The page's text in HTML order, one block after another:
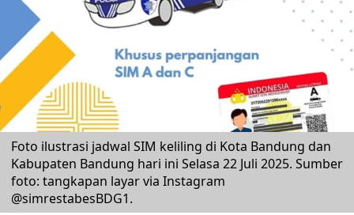
Foto ilustrasi jadwal SIM keliling di Kota Bandung dan
Kabupaten Bandung hari ini Selasa 22 Juli 2025. Sumber
foto: tangkapan layar via Instagram
@simrestabesBDG1.